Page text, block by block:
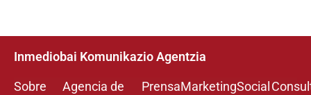
Inmediobai Komunikazio Agentzia
Sobre
Agencia de
PrensaMarketingSocial